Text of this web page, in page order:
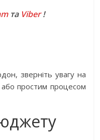
та Viber!
зверніть увагу на
простим процесом